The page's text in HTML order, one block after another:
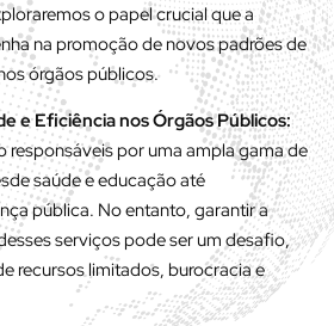
o papel crucial que a
na promoção de novos padrões de
órgãos públicos.
e Eficiência nos Órgãos Públicos:
responsáveis por uma ampla gama de
saúde e educação até
pública. No entanto, garantir a
serviços pode ser um desafio,
recursos limitados, burocracia e